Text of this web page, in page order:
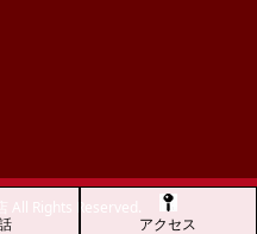
All Rights Reserved.
アクセス